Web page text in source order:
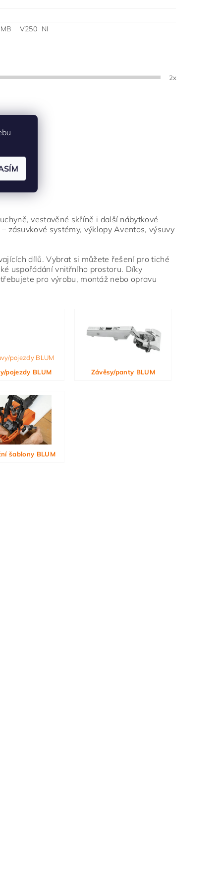
V250 NI
2x
vestavěné skříně i další nábytkové
zásuvkové systémy, výklopy Aventos, výsuvy
dílů. Vybrat si můžete řešení pro tiché
uspořádání vnitřního prostoru. Díky
pro výrobu, montáž nebo opravu
pojezdy BLUM Závěsy/panty BLUM
šablony BLUM